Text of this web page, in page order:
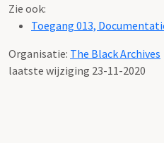
Zie ook:
Toegang 013,
Organisatie: The Black Archives
laatste wijziging 23-11-2020